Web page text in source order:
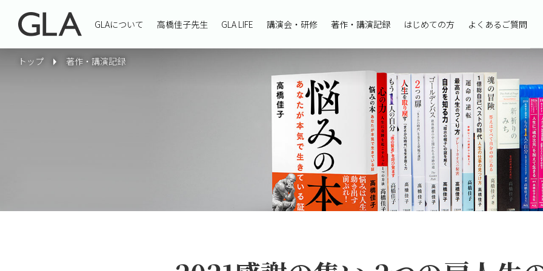
GLAについて 高橋佳子先生 GLA LIFE 講演会・研修 著作・講演記録 はじめての方 よくあるご質問
トップ 著作・講演記録